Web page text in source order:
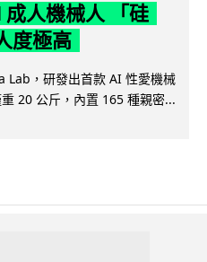
人機械人 「硅
度極高
Lab，研發出首款 AI 性愛機械
20 公斤，內置 165 種親密...